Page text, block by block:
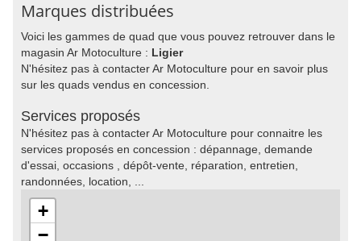
Marques distribuées
Voici les gammes de quad que vous pouvez retrouver dans le
magasin Ar Motoculture : Ligier
N'hésitez pas à contacter Ar Motoculture pour en savoir plus
sur les quads vendus en concession.
Services proposés
N'hésitez pas à contacter Ar Motoculture pour connaitre les
services proposés en concession : dépannage, demande
d'essai, occasions , dépôt-vente, réparation, entretien,
randonnées, location, ...
+
−